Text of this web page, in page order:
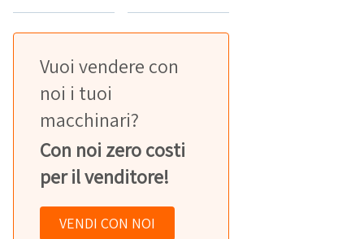
Vuoi vendere con
noi i tuoi
macchinari?
Con noi zero costi
per il venditore!
VENDI CON NOI